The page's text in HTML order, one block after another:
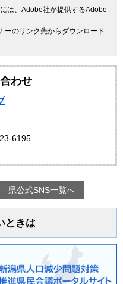
は、Adobe社が提供するAdobe
ーのリンク先からダウンロード
わせ
6195
県公式SNS一覧へ
ときは